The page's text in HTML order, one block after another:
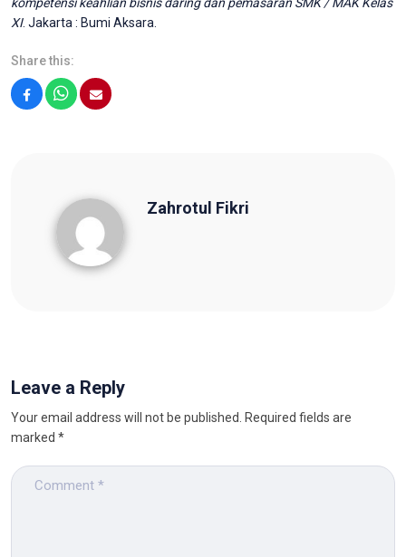
kompetensi keahlian bisnis daring dan pemasaran SMK / MAK Kelas
XI. Jakarta : Bumi Aksara.
Share this:
Zahrotul Fikri
Leave a Reply
Your email address will not be published. Required fields are
marked *